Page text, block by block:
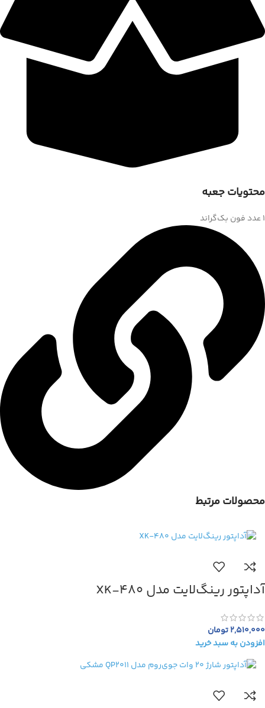
محتویات جعبه
1 عدد فون بک‌گراند
محصولات مرتبط
آداپتور رینگ‌لایت مدل XK-480
2,510,000تومان
افزودن به سبد خرید